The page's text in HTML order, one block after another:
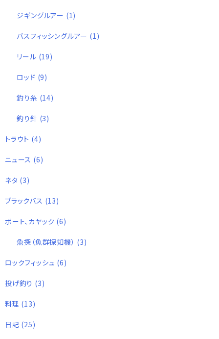
ジギングルアー (1)
バスフィッシングルアー (1)
リール (19)
ロッド (9)
釣り糸 (14)
釣り針 (3)
トラウト (4)
ニュース (6)
ネタ (3)
ブラックバス (13)
ボート、カヤック (6)
魚探（魚群探知機） (3)
ロックフィッシュ (6)
投げ釣り (3)
料理 (13)
日記 (25)